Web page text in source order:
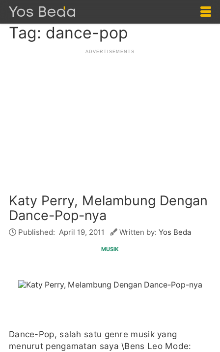
Tag: dance-pop
Katy Perry, Melambung Dengan
Dance-Pop-nya
Published: April 19, 2011 Written by: Yos Beda
MUSIK
Dance-Pop, salah satu genre musik yang
menurut pengamatan saya \Bens Leo Mode: